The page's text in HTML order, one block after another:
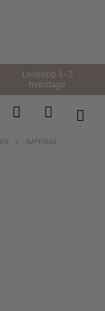
Levering 1–3
hverdage
/
IMPERIAL